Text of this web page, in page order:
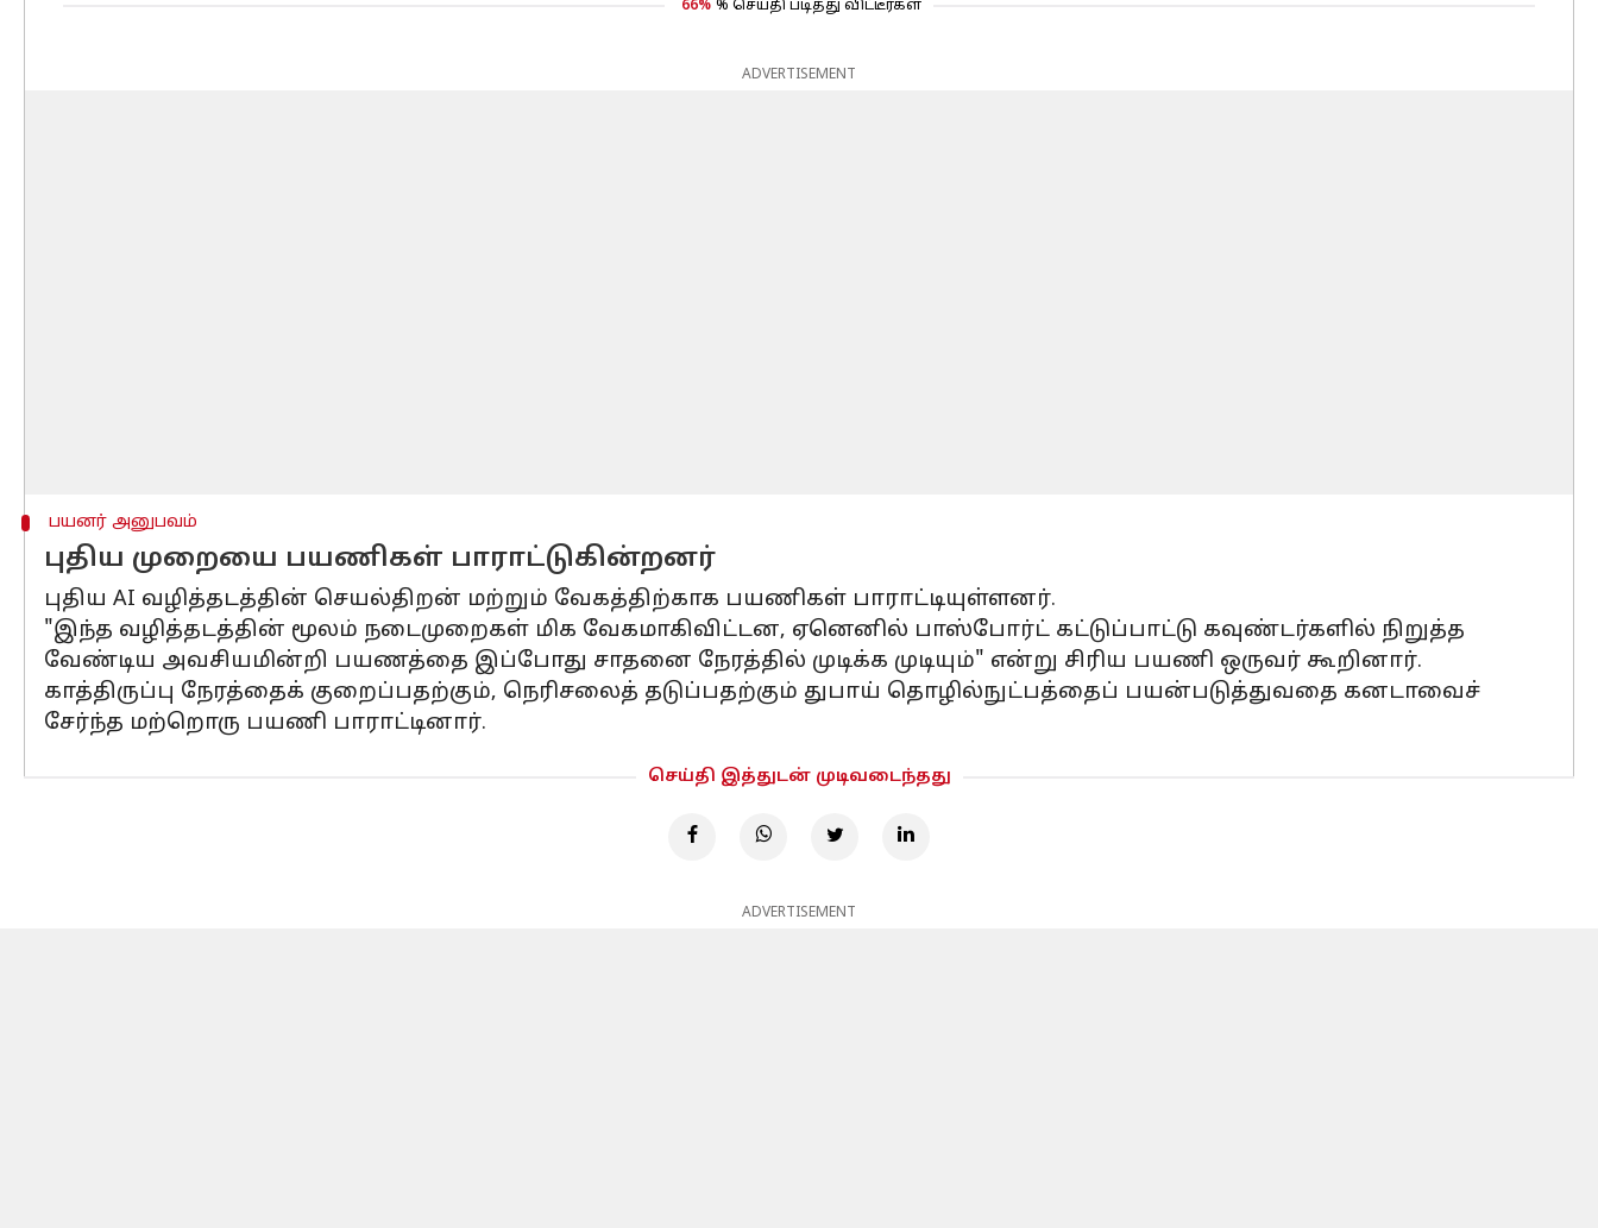
66% % செய்தி படித்து விட்டீர்கள்
ADVERTISEMENT
பயனர் அனுபவம்
புதிய முறையை பயணிகள் பாராட்டுகின்றனர்
புதிய AI வழித்தடத்தின் செயல்திறன் மற்றும் வேகத்திற்காக பயணிகள் பாராட்டியுள்ளனர்.
"இந்த வழித்தடத்தின் மூலம் நடைமுறைகள் மிக வேகமாகிவிட்டன, ஏனெனில் பாஸ்போர்ட் கட்டுப்பாட்டு கவுண்டர்களில் நிறுத்த
வேண்டிய அவசியமின்றி பயணத்தை இப்போது சாதனை நேரத்தில் முடிக்க முடியும்" என்று சிரிய பயணி ஒருவர் கூறினார்.
காத்திருப்பு நேரத்தைக் குறைப்பதற்கும், நெரிசலைத் தடுப்பதற்கும் துபாய் தொழில்நுட்பத்தைப் பயன்படுத்துவதை கனடாவைச்
சேர்ந்த மற்றொரு பயணி பாராட்டினார்.
செய்தி இத்துடன் முடிவடைந்தது
ADVERTISEMENT